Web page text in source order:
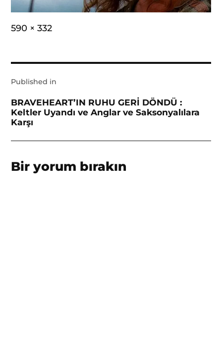
Full
590 × 332
gezinmesi
Published in
BRAVEHEART’IN RUHU GERİ DÖNDÜ :
Keltler Uyandı ve Anglar ve Saksonyalılara
Karşı
Bir yorum bırakın